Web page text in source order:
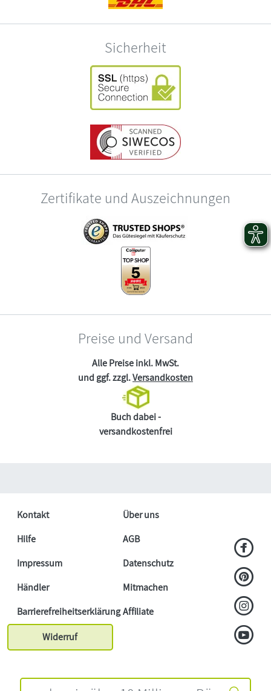
Sicherheit
Zertifikate und Auszeichnungen
Preise und Versand
Alle Preise inkl. MwSt.
und ggf. zzgl.Versandkosten
Buch dabei -
versandkostenfrei
Kontakt
Über uns
Hilfe
AGB
Impressum
Datenschutz
Händler
Mitmachen
BarrierefreiheitserklärungAffiliate
Widerruf